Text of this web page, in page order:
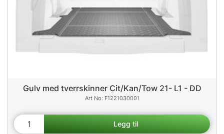
Gulv med tverrskinner Cit/Kan/Tow 21- L1 - DD
F1221030001